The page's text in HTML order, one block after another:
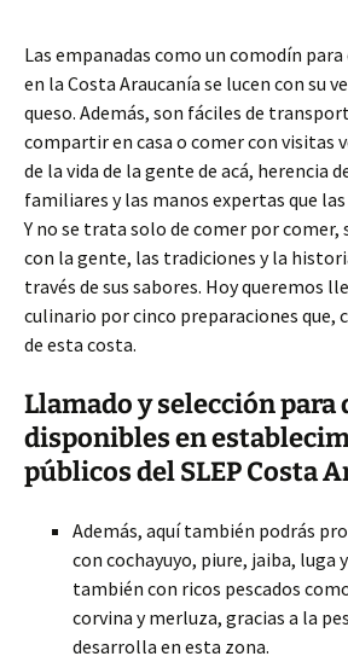
Las empanadas como un comodín
en la Costa Araucanía se lucen con su
queso. Además, son fáciles de
compartir en casa o comer con visitas
de la vida de la gente de acá, herencia
familiares y las manos expertas que
Y no se trata solo de comer por comer,
con la gente, las tradiciones y la
través de sus sabores. Hoy queremos
culinario por cinco preparaciones que,
de esta costa.
Llamado y selección para
disponibles en
públicos del SLEP Costa
Además, aquí también podrás
con cochayuyo, piure, jaiba, luga
también con ricos pescados
corvina y merluza, gracias a la
desarrolla en esta zona.